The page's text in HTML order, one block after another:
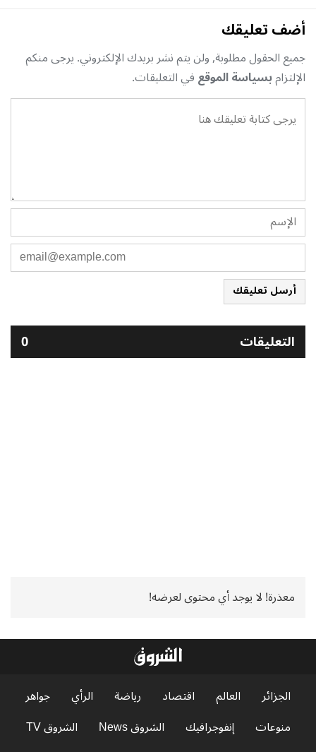
أضف تعليقك
جميع الحقول مطلوبة, ولن يتم نشر بريدك الإلكتروني. يرجى منكم
الإلتزامبسياسة الموقعفي التعليقات.
أرسل تعليقك
التعليقات 0
معذرة! لا يوجد أي محتوى لعرضه!
الجزائر العالم اقتصاد رياضة الرأي
جواهر
منوعات
إنفوجرافيك الشروق News
الشروق TV